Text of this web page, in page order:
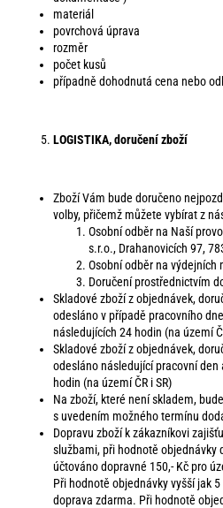
materiál
povrchová úprava
rozměr
počet kusů
případně dohodnutá cena nebo
LOGISTIKA, doručení zboží
Zboží Vám bude doručeno
volby, přičemž můžete vybírat z
Osobní odběr na Naší
s.r.o., Drahanovicích 97,
Osobní odběr na výdejních
Doručení prostřednictvím
Skladové zboží z objednávek,
odesláno v případě pracovního
následujících 24 hodin (na území
Skladové zboží z objednávek,
odesláno následující pracovní
hodin (na území ČR i SR)
Na zboží, které není skladem,
s uvedením možného termínu
Dopravu zboží k zákazníkovi
službami, při hodnotě objednávky
účtováno dopravné 150,- Kč pro
Při hodnotě objednávky vyšší jak
doprava zdarma. Při hodnotě